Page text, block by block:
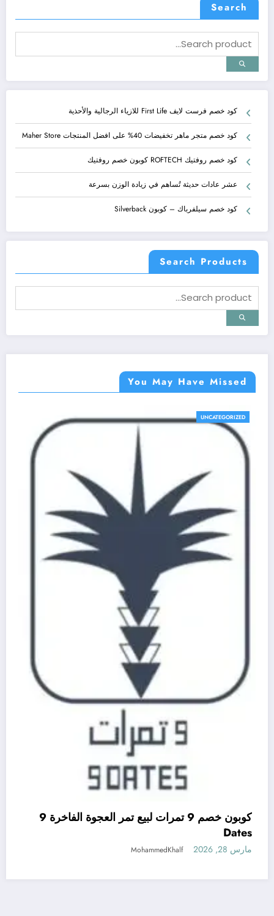
Search
كود خصم فرست لايف First Life للازياء الرجالية والأحذية
كود خصم متجر ماهر تخفيضات 40% على افضل المنتجات Maher Store
كود خصم روفتيك ROFTECH كوبون خصم روفتيك
عشر عادات حديثة تُساهم في زيادة الوزن بسرعة
كود خصم سيلفرباك – كوبون Silverback
Search Products
You May Have Missed
UNCATEGORIZED
كوبون خصم 9 تمرات لبيع تمر العجوة الفاخرة 9
Dates
مارس 28, 2026 MohammedKhalf